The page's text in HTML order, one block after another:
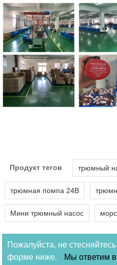
Продукт тегов трюмный
трюмная помпа 24В
Мини трюмный насос
Пожалуйста, не
форме ниже.
Мы ответим